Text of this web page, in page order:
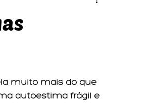
muito mais do que
autoestima frágil e